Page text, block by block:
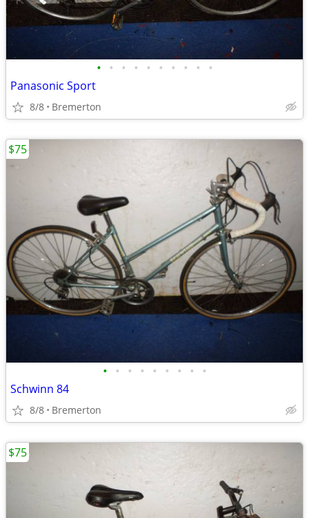
• • • • • • • • • •
Panasonic Sport
8/8 Bremerton
• • • • • • • • •
Schwinn 84
8/8 Bremerton
$75
$75